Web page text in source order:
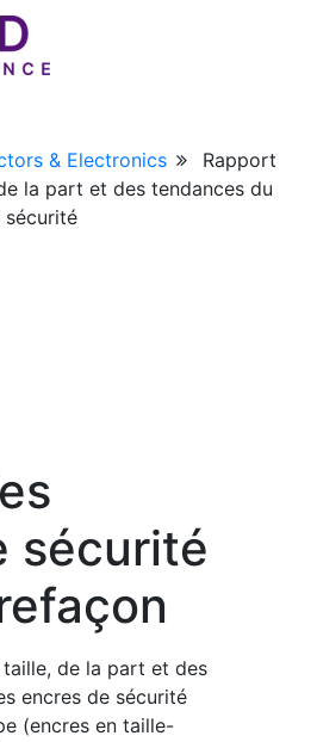
& Electronics
Rapport
la part et des tendances du
sécurité
sécurité
de la part et des
encres de sécurité
(encres en taille-